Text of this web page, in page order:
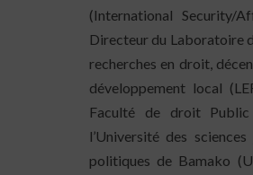
(International Security/
Directeur du Laboratoire
recherches en droit,
développement local
Faculté de droit
l’Université des
politiques de Bamako